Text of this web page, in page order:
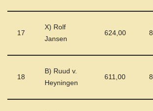
17
X) Rolf
Jansen
624,00
18
B) Ruud v.
Heyningen
611,00